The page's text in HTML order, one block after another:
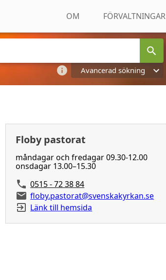
OM FÖRVALTNINGAR
Avancerad sökning
Floby pastorat
måndagar och fredagar 09.30-12.00
onsdagar 13.00–15.30
0515 - 72 38 84
floby.pastorat@svenskakyrkan.se
Länk till hemsida